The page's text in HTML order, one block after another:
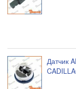
Датчик